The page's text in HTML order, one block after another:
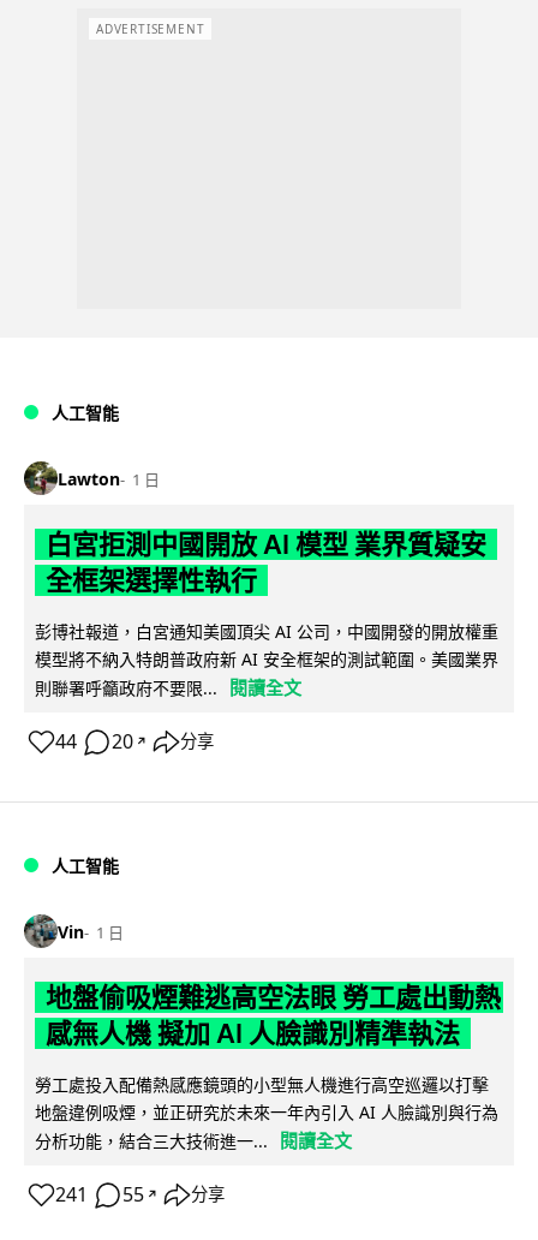
ADVERTISEMENT
人工智能
Lawton 1 日
白宮拒測中國開放 AI 模型 業界質疑安
全框架選擇性執行
彭博社報道，白宮通知美國頂尖 AI 公司，中國開發的開放權重
模型將不納入特朗普政府新 AI 安全框架的測試範圍。美國業界
則聯署呼籲政府不要限...
閱讀全文
44 20 ↗ 分享
人工智能
Vin 1 日
地盤偷吸煙難逃高空法眼 勞工處出動熱
感無人機 擬加 AI 人臉識別精準執法
勞工處投入配備熱感應鏡頭的小型無人機進行高空巡邏以打擊
地盤違例吸煙，並正研究於未來一年內引入 AI 人臉識別與行為
分析功能，結合三大技術進一...
閱讀全文
241 55 ↗ 分享